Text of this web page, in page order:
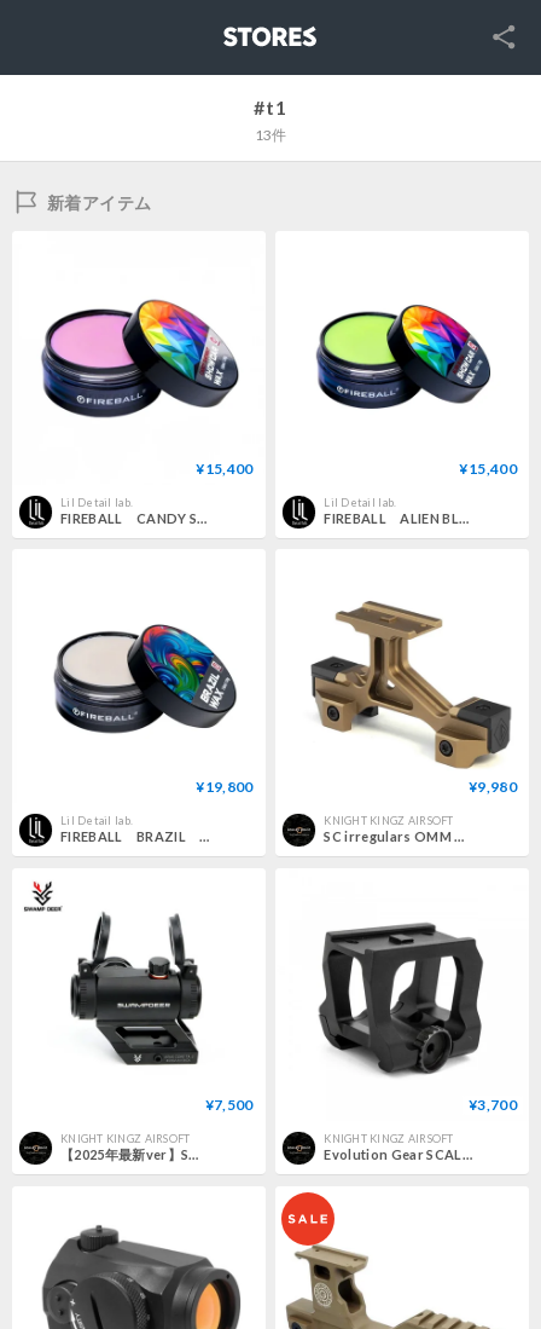
SNS
#t1
13件
新着アイテム
¥15,400
Lil Detail lab.
FIREBALL CANDY SHERBET カーワックス
¥15,400
Lil Detail lab.
FIREBALL ALIEN BLOOD カーワックス
¥19,800
Lil Detail lab.
FIREBALL BRAZIL カーワックス
¥9,980
KNIGHT KINGZ AIRSOFT
SC irregulars OMM MICRO タイプ S/L BOARD セット
¥7,500
KNIGHT KINGZ AIRSOFT
【2025年最新ver】SWAMP DEER OPTICS TA-3 ドットサイト（実銃対応規格）
¥3,700
KNIGHT KINGZ AIRSOFT
Evolution Gear SCALARWORKS タイプ T-2用 1.93インチハイマウント